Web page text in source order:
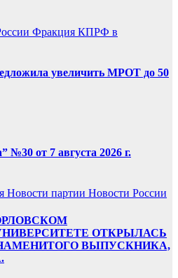
Фракция КПРФ в
увеличить МРОТ до 50
№30 от 7 августа 2026 г.
Новости партии Новости России
ОРЛОВСКОМ
ОТКРЫЛАСЬ
ВЫПУСКНИКА,